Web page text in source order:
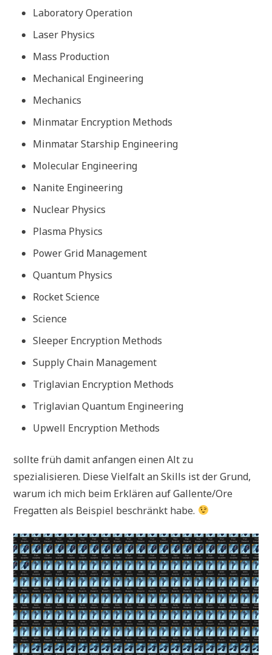
Laboratory Operation
Laser Physics
Mass Production
Mechanical Engineering
Mechanics
Minmatar Encryption Methods
Minmatar Starship Engineering
Molecular Engineering
Nanite Engineering
Nuclear Physics
Plasma Physics
Power Grid Management
Quantum Physics
Rocket Science
Science
Sleeper Encryption Methods
Supply Chain Management
Triglavian Encryption Methods
Triglavian Quantum Engineering
Upwell Encryption Methods
sollte früh damit anfangen einen Alt zu
spezialisieren. Diese Vielfalt an Skills ist der Grund,
warum ich mich beim Erklären auf Gallente/Ore
Fregatten als Beispiel beschränkt habe.